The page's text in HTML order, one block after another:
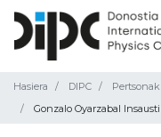
Hasiera DIPC Pertsonak
Gonzalo Oyarzabal Insausti